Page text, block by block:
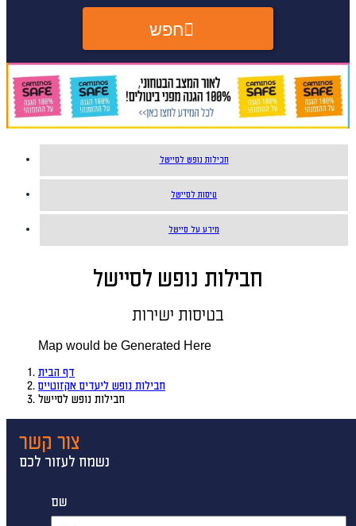
חפש
חבילות נופש לסיישל
טיסות לסיישל
מידע על סיישל
חבילות נופש לסיישל
בטיסות ישירות
Map would be Generated Here
דף הבית
חבילות נופש ליעדים אקזוטיים
חבילות נופש לסיישל
צור קשר
נשמח לעזור לכם
שם